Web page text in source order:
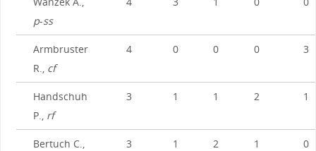
p-ss
Armbruster
R., cf
4 0 0 0 3
Handschuh
P., rf
3 1 1 2 1
Bertuch C.,
3 1 2 1 0